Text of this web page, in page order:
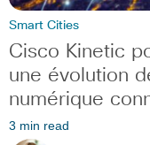
Smart Cities
Cisco Kinetic
une évolution
numérique
3 min read